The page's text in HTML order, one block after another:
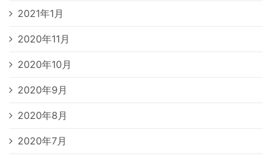
2021年1月
2020年11月
2020年10月
2020年9月
2020年8月
2020年7月